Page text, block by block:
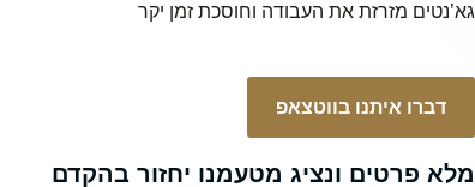
גא’נטים מזרזת את העבודה וחוסכת זמן יקר
דברו איתנו בווטצאפ
מלא פרטים ונציג מטעמנו יחזור בהקדם